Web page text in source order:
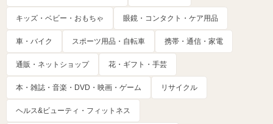
キッズ・ベビー・おもちゃ 眼鏡・コンタクト・ケア用品
車・バイク スポーツ用品・自転車 携帯・通信・家電
通販・ネットショップ 花・ギフト・手芸
本・雑誌・音楽・DVD・映画・ゲーム リサイクル
ヘルス&ビューティ・フィットネス